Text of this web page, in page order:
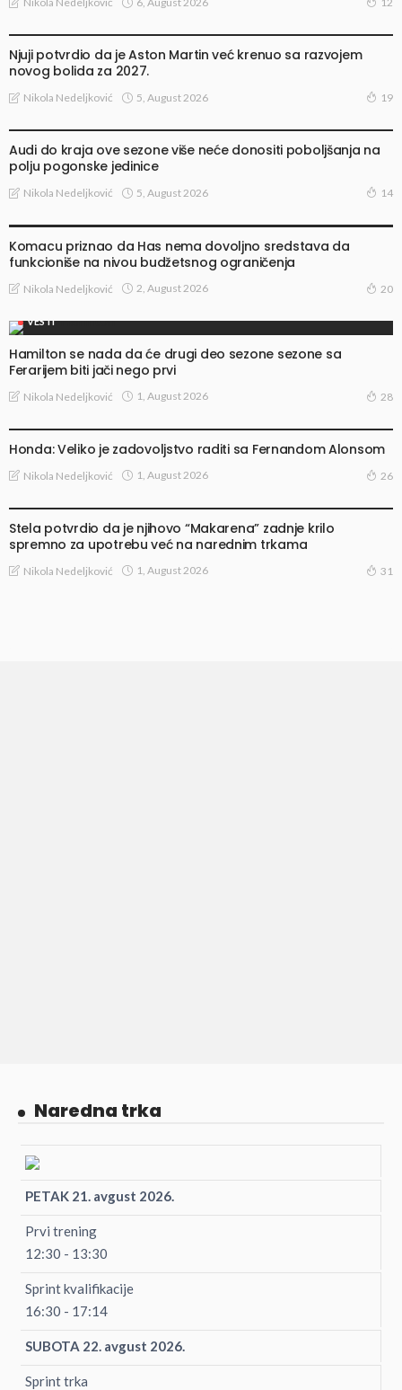
Njuji potvrdio da je Aston Martin već krenuo sa razvojem
novog bolida za 2027.
Nikola Nedeljković 5, August 2026 19
Audi do kraja ove sezone više neće donositi poboljšanja na
polju pogonske jedinice
Nikola Nedeljković 5, August 2026 14
Komacu priznao da Has nema dovoljno sredstava da
funkcioniše na nivou budžetsnog ograničenja
Nikola Nedeljković 2, August 2026 20
VESTI
Hamilton se nada da će drugi deo sezone sezone sa
Ferarijem biti jači nego prvi
Nikola Nedeljković 1, August 2026 28
Honda: Veliko je zadovoljstvo raditi sa Fernandom Alonsom
Nikola Nedeljković 1, August 2026 26
Stela potvrdio da je njihovo “Makarena” zadnje krilo
spremno za upotrebu već na narednim trkama
Nikola Nedeljković 1, August 2026 31
Naredna trka
PETAK 21. avgust 2026.
Prvi trening
12:30 - 13:30
Sprint kvalifikacije
16:30 - 17:14
SUBOTA 22. avgust 2026.
Sprint trka